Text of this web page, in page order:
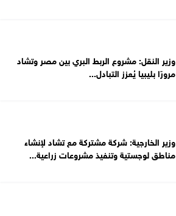
وزير النقل: مشروع الربط البري بين مصر وتشاد
مرورًا بليبيا يُعزز التبادل...
وزير الخارجية: شركة مشتركة مع تشاد لإنشاء
مناطق لوجستية وتنفيذ مشروعات زراعية...